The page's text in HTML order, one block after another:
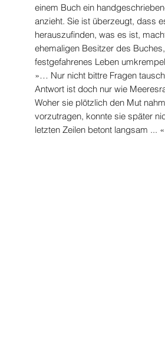
einem Buch ein
anzieht. Sie ist überzeugt, dass
herauszufinden, was es ist,
ehemaligen Besitzer des
festgefahrenes Leben
»… Nur nicht bittre Fragen
Antwort ist doch nur wie
Woher sie plötzlich den Mut
vorzutragen, konnte sie später
letzten Zeilen betont langsam ... «